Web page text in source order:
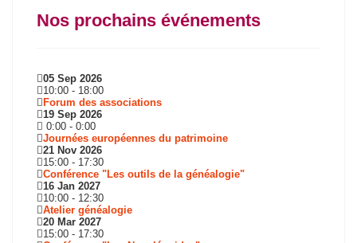
Nos prochains événements
05 Sep 2026
10:00 - 18:00
Forum des associations
19 Sep 2026
0:00 - 0:00
Journées européennes du patrimoine
21 Nov 2026
15:00 - 17:30
Conférence "Les outils de la généalogie"
16 Jan 2027
10:00 - 12:30
Atelier généalogie
20 Mar 2027
15:00 - 17:30